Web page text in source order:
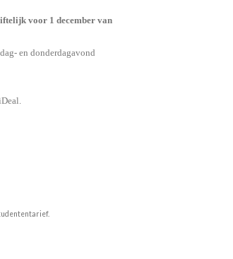
voor 1 december van
en donderdagavond